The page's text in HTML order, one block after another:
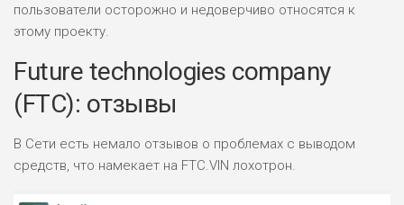
пользователи осторожно и недоверчиво относятся к
этому проекту.
Future technologies company
(FTC): отзывы
В Сети есть немало отзывов о проблемах с выводом
средств, что намекает на FTC.VIN лохотрон.